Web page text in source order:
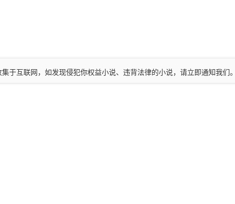
于互联网，如发现侵犯你权益小说、违背法律的小说，请立即通知我们。